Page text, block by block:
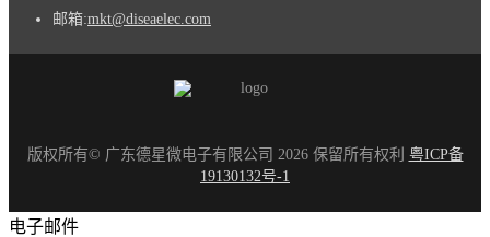
邮箱:mkt@diseaelec.com
版权所有© 广东德星微电子有限公司 2026 保留所有权利 粤ICP备
19130132号-1
电子邮件